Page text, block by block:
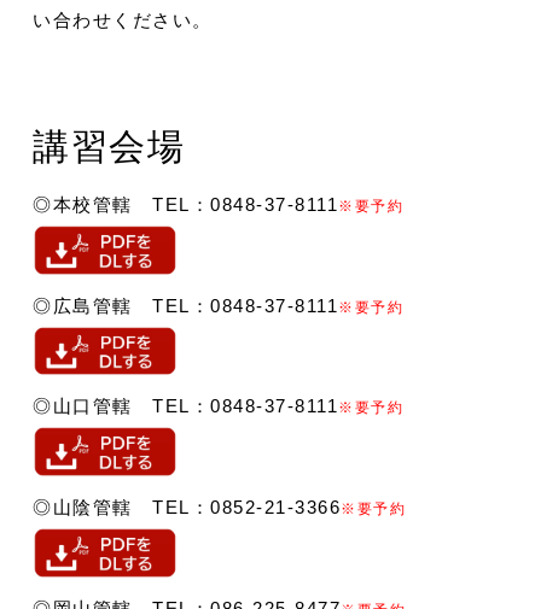
い合わせください。
講習会場
◎本校管轄 TEL：0848-37-8111 ※要予約
◎広島管轄 TEL：0848-37-8111 ※要予約
◎山口管轄 TEL：0848-37-8111 ※要予約
◎山陰管轄 TEL：0852-21-3366※要予約